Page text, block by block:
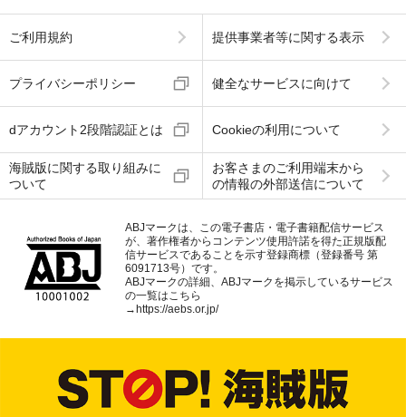
ご利用規約 提供事業者等に関する表示
プライバシーポリシー 健全なサービスに向けて
dアカウント2段階認証とは Cookieの利用について
海賊版に関する取り組みに
ついて
お客さまのご利用端末から
の情報の外部送信について
ABJマークは、この電子書店・電子書籍配信サービス
が、著作権者からコンテンツ使用許諾を得た正規版配
信サービスであることを示す登録商標（登録番号 第
6091713号）です。
ABJマークの詳細、ABJマークを掲示しているサービス
の一覧はこちら
→https://aebs.or.jp/